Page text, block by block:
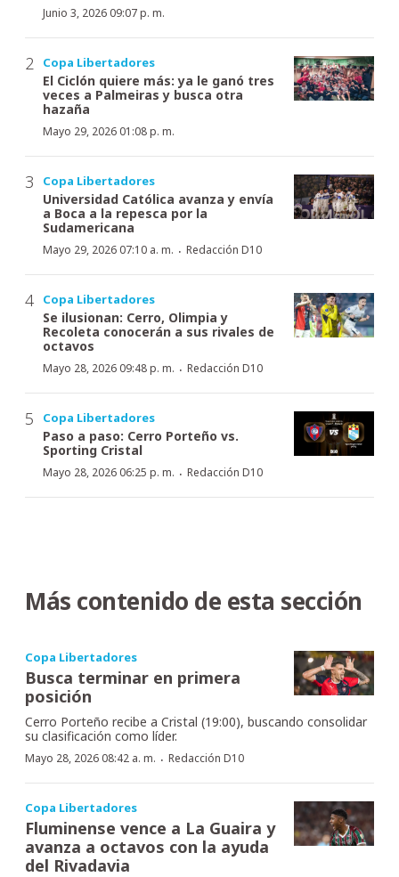
Junio 3, 2026 09:07 p. m.
Copa Libertadores
El Ciclón quiere más: ya le ganó tres
veces a Palmeiras y busca otra
hazaña
Mayo 29, 2026 01:08 p. m.
Copa Libertadores
Universidad Católica avanza y envía
a Boca a la repesca por la
Sudamericana
Mayo 29, 2026 07:10 a. m. · Redacción D10
Copa Libertadores
Se ilusionan: Cerro, Olimpia y
Recoleta conocerán a sus rivales de
octavos
Mayo 28, 2026 09:48 p. m. · Redacción D10
Copa Libertadores
Paso a paso: Cerro Porteño vs.
Sporting Cristal
Mayo 28, 2026 06:25 p. m. · Redacción D10
Más contenido de esta sección
Copa Libertadores
Busca terminar en primera
posición
Cerro Porteño recibe a Cristal (19:00), buscando consolidar
su clasificación como líder.
Mayo 28, 2026 08:42 a. m. · Redacción D10
Copa Libertadores
Fluminense vence a La Guaira y
avanza a octavos con la ayuda
del Rivadavia